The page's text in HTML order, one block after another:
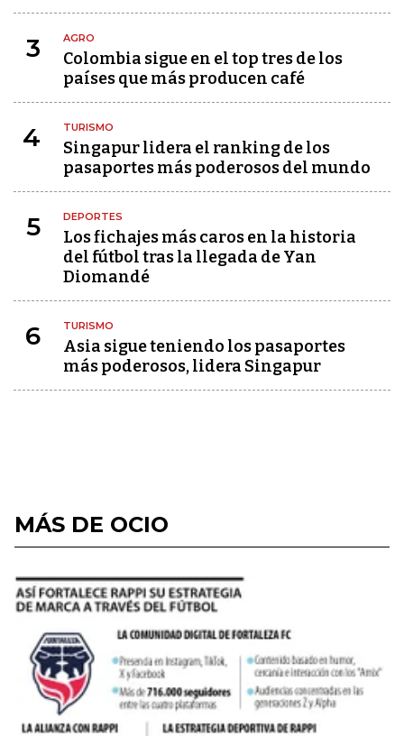
3 AGRO
Colombia sigue en el top tres de los
países que más producen café
4 TURISMO
Singapur lidera el ranking de los
pasaportes más poderosos del mundo
5 DEPORTES
Los fichajes más caros en la historia
del fútbol tras la llegada de Yan
Diomandé
6 TURISMO
Asia sigue teniendo los pasaportes
más poderosos, lidera Singapur
MÁS DE OCIO